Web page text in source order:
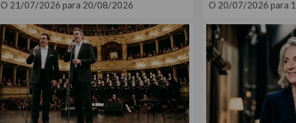
O 21/07/2026 para 20/08/2026
O 20/07/2026 para